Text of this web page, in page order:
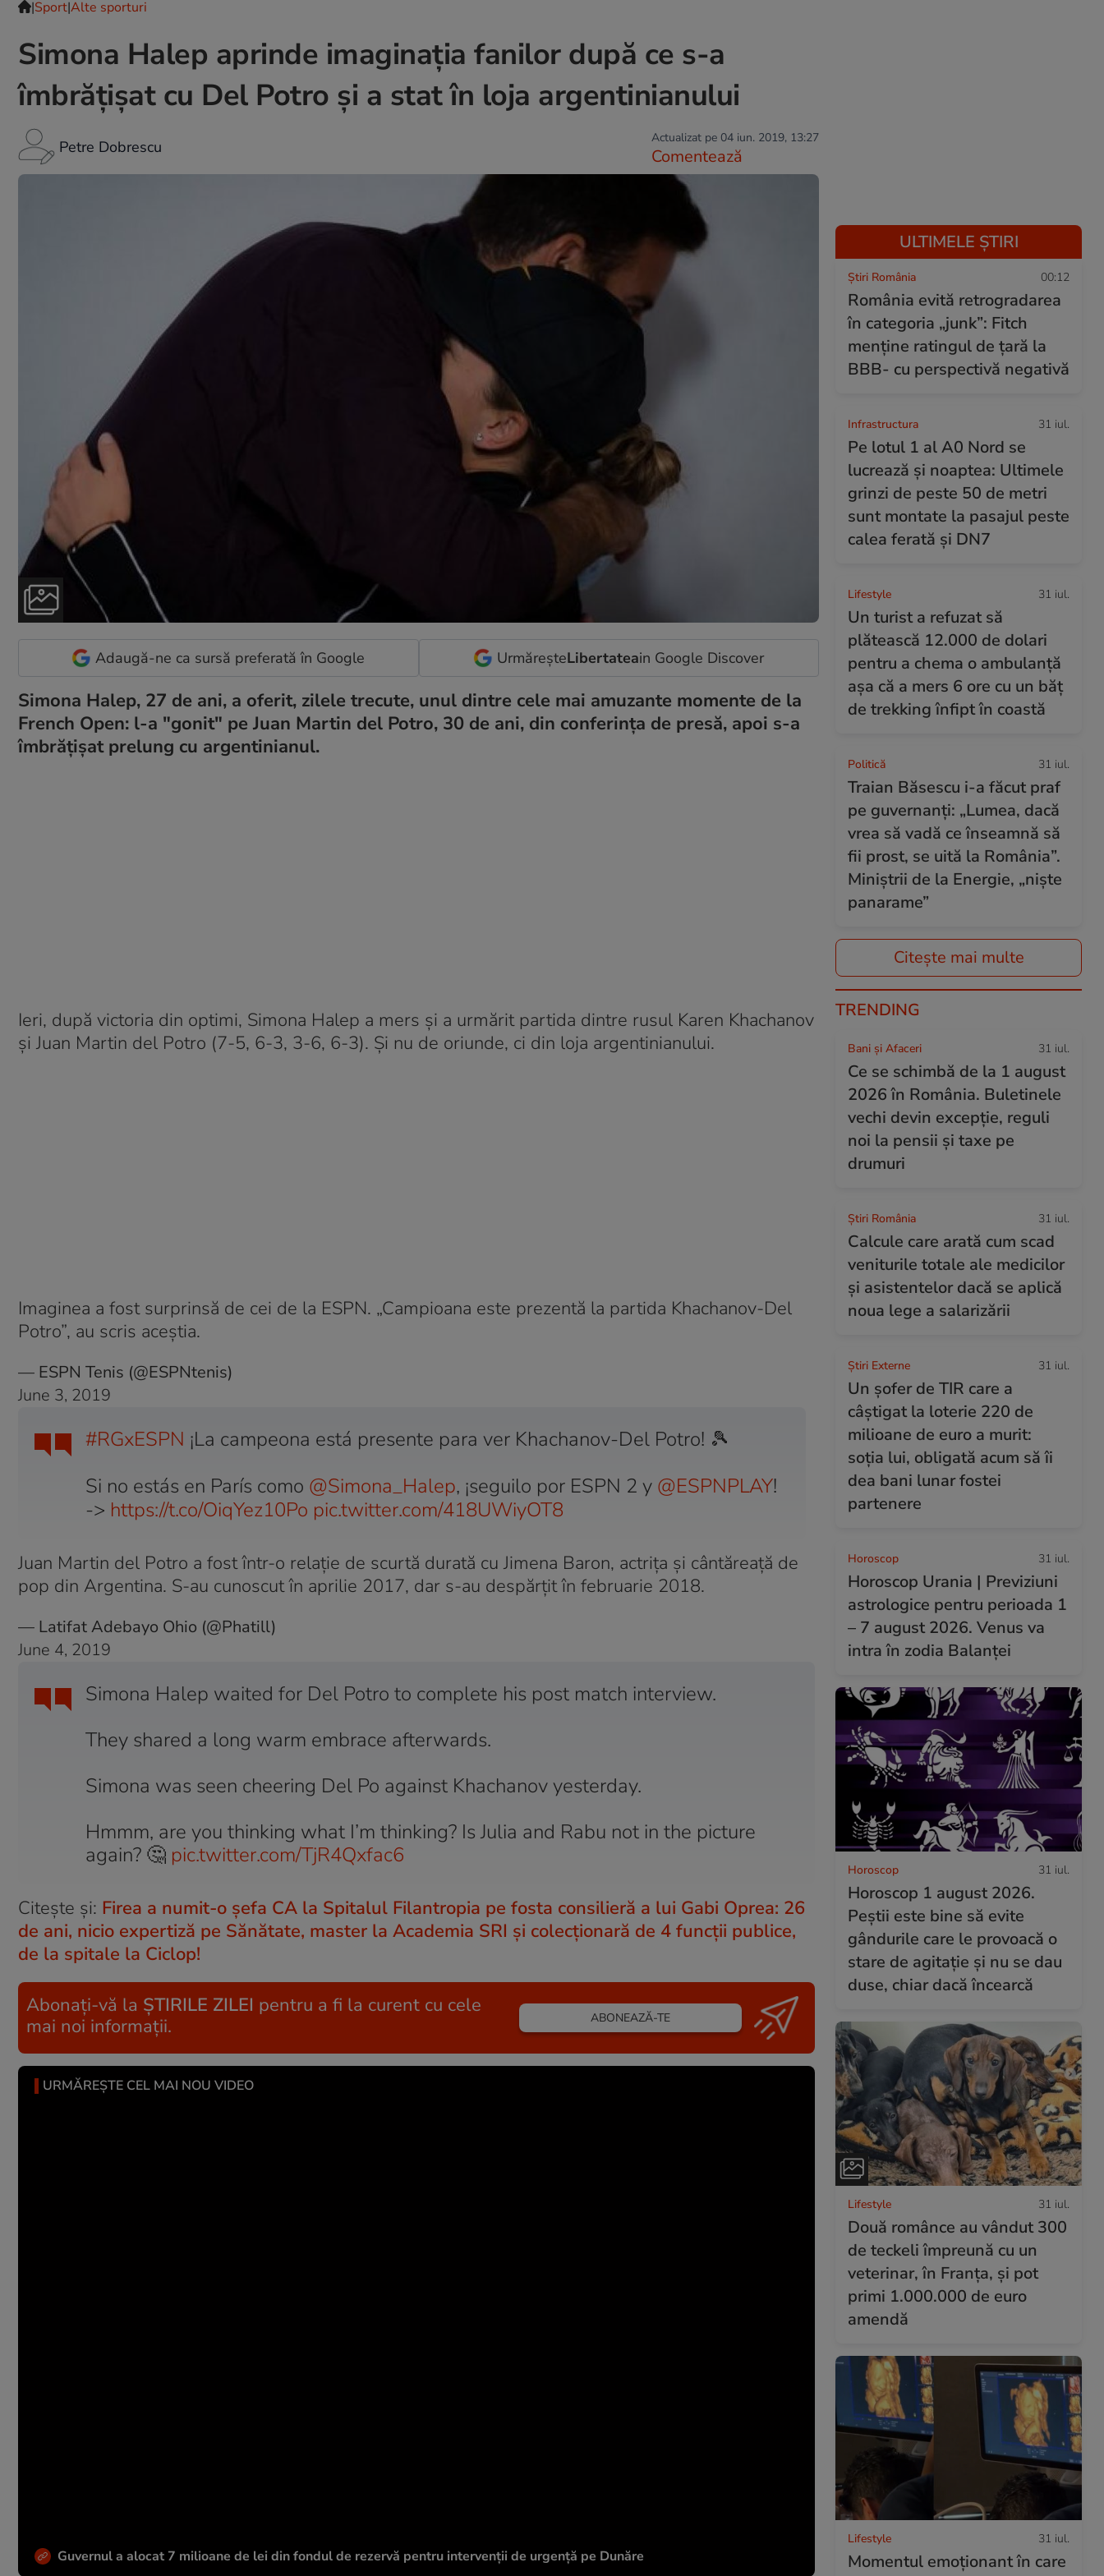
|Sport|Alte sporturi
Simona Halep aprinde imaginația fanilor după ce s-a
îmbrățișat cu Del Potro și a stat în loja argentinianului
Petre Dobrescu Actualizat pe 04 iun. 2019, 13:27
Comentează
Adaugă-ne ca sursă preferată în Google UrmăreșteLibertateain Google Discover
Simona Halep, 27 de ani, a oferit, zilele trecute, unul dintre cele mai amuzante momente de la
French Open: l-a "gonit" pe Juan Martin del Potro, 30 de ani, din conferința de presă, apoi s-a
îmbrățișat prelung cu argentinianul.
Ieri, după victoria din optimi, Simona Halep a mers și a urmărit partida dintre rusul Karen Khachanov
și Juan Martin del Potro (7-5, 6-3, 3-6, 6-3). Și nu de oriunde, ci din loja argentinianului.
Imaginea a fost surprinsă de cei de la ESPN. „Campioana este prezentă la partida Khachanov-Del
Potro”, au scris aceștia.
#RGxESPN ¡La campeona está presente para ver Khachanov-Del Potro! 🎾
Si no estás en París como @Simona_Halep, ¡seguilo por ESPN 2 y @ESPNPLAY!
-> https://t.co/OiqYez10Po pic.twitter.com/418UWiyOT8
— ESPN Tenis (@ESPNtenis)
June 3, 2019
Juan Martin del Potro a fost într-o relație de scurtă durată cu Jimena Baron, actrița și cântăreață de
pop din Argentina. S-au cunoscut în aprilie 2017, dar s-au despărțit în februarie 2018.
Simona Halep waited for Del Potro to complete his post match interview.
They shared a long warm embrace afterwards.
Simona was seen cheering Del Po against Khachanov yesterday.
Hmmm, are you thinking what I’m thinking? Is Julia and Rabu not in the picture
again? 🤔 pic.twitter.com/TjR4Qxfac6
— Latifat Adebayo Ohio (@Phatill)
June 4, 2019
Citește și: Firea a numit-o șefa CA la Spitalul Filantropia pe fosta consilieră a lui Gabi Oprea: 26
de ani, nicio expertiză pe Sănătate, master la Academia SRI și colecționară de 4 funcții publice,
de la spitale la Ciclop!
Abonați-vă la ȘTIRILE ZILEI pentru a fi la curent cu cele
mai noi informații.
ABONEAZĂ-TE
URMĂREȘTE CEL MAI NOU VIDEO
Guvernul a alocat 7 milioane de lei din fondul de rezervă pentru intervenții de urgență pe Dunăre
ULTIMELE ȘTIRI
Știri România 00:12
România evită retrogradarea
în categoria „junk”: Fitch
menține ratingul de țară la
BBB- cu perspectivă negativă
Infrastructura 31 iul.
Pe lotul 1 al A0 Nord se
lucrează și noaptea: Ultimele
grinzi de peste 50 de metri
sunt montate la pasajul peste
calea ferată și DN7
Lifestyle 31 iul.
Un turist a refuzat să
plătească 12.000 de dolari
pentru a chema o ambulanță
așa că a mers 6 ore cu un băț
de trekking înfipt în coastă
Politică 31 iul.
Traian Băsescu i-a făcut praf
pe guvernanți: „Lumea, dacă
vrea să vadă ce înseamnă să
fii prost, se uită la România”.
Miniștrii de la Energie, „niște
panarame”
Citește mai multe
TRENDING
Bani și Afaceri 31 iul.
Ce se schimbă de la 1 august
2026 în România. Buletinele
vechi devin excepție, reguli
noi la pensii și taxe pe
drumuri
Știri România 31 iul.
Calcule care arată cum scad
veniturile totale ale medicilor
și asistentelor dacă se aplică
noua lege a salarizării
Știri Externe 31 iul.
Un șofer de TIR care a
câștigat la loterie 220 de
milioane de euro a murit:
soția lui, obligată acum să îi
dea bani lunar fostei
partenere
Horoscop 31 iul.
Horoscop Urania | Previziuni
astrologice pentru perioada 1
– 7 august 2026. Venus va
intra în zodia Balanței
Horoscop 31 iul.
Horoscop 1 august 2026.
Peștii este bine să evite
gândurile care le provoacă o
stare de agitație și nu se dau
duse, chiar dacă încearcă
Lifestyle 31 iul.
Două românce au vândut 300
de teckeli împreună cu un
veterinar, în Franța, și pot
primi 1.000.000 de euro
amendă
Lifestyle 31 iul.
Momentul emoționant în care